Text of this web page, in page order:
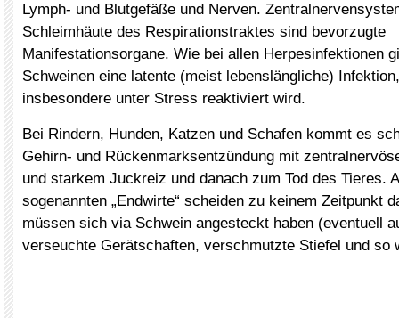
Lymph- und Blutgefäße und Nerven.
Schleimhäute des Respirationstraktes sind bevorzugte
Manifestationsorgane. Wie bei allen Herpesinfektionen
Schweinen eine latente (meist lebenslängliche)
insbesondere unter Stress reaktiviert wird.
Bei Rindern, Hunden, Katzen und Schafen kommt es
Gehirn- und Rückenmarksentzündung mit
und starkem Juckreiz und danach zum Tod des Tieres.
sogenannten „Endwirte“ scheiden zu keinem Zeitpunkt
müssen sich via Schwein angesteckt haben (eventuell
verseuchte Gerätschaften, verschmutzte Stiefel und so